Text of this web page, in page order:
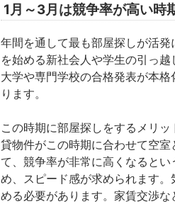
1月～3月は競争率が高い時
年間を通して最も部屋探しが活発
を始める新社会人や学生の引っ
大学や専門学校の合格発表が本
ります。
この時期に部屋探しをするメリッ
貸物件がこの時期に合わせて空
て、 競争率が非常に高くなる とい
め、スピード感が求められます
める必要があります。家賃交渉な